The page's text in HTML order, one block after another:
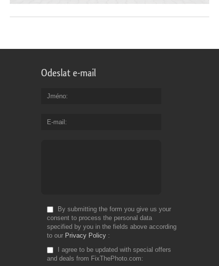
Odeslat e-mail
Jméno
E-mail
By submitting the form you give us your
consent to process the personal data
specified by you in the fields above according
to our Privacy Policy
I agree to be updated with special offers
and deals from FixThePhoto.com